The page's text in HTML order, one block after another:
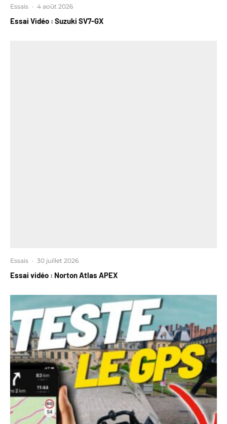
Essais · 4 août 2026
Essai Vidéo : Suzuki SV7-GX
Essais · 30 juillet 2026
Essai vidéo : Norton Atlas APEX